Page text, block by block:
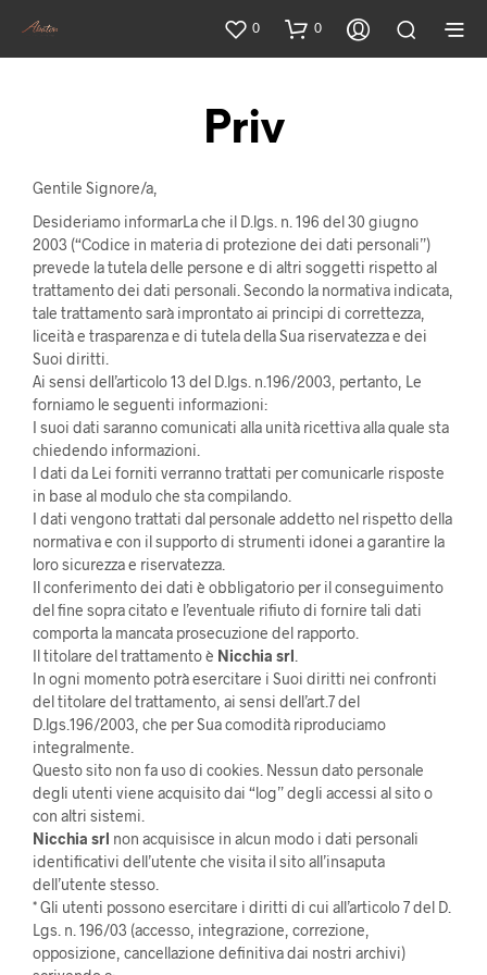
0 0
Priv
Gentile Signore/a,
Desideriamo informarLa che il D.lgs. n. 196 del 30 giugno
2003 (“Codice in materia di protezione dei dati personali”)
prevede la tutela delle persone e di altri soggetti rispetto al
trattamento dei dati personali. Secondo la normativa indicata,
tale trattamento sarà improntato ai principi di correttezza,
liceità e trasparenza e di tutela della Sua riservatezza e dei
Suoi diritti.
Ai sensi dell’articolo 13 del D.lgs. n.196/2003, pertanto, Le
forniamo le seguenti informazioni:
I suoi dati saranno comunicati alla unità ricettiva alla quale sta
chiedendo informazioni.
I dati da Lei forniti verranno trattati per comunicarle risposte
in base al modulo che sta compilando.
I dati vengono trattati dal personale addetto nel rispetto della
normativa e con il supporto di strumenti idonei a garantire la
loro sicurezza e riservatezza.
Il conferimento dei dati è obbligatorio per il conseguimento
del fine sopra citato e l’eventuale rifiuto di fornire tali dati
comporta la mancata prosecuzione del rapporto.
Il titolare del trattamento è Nicchia srl
In ogni momento potrà esercitare i Suoi diritti nei confronti
del titolare del trattamento, ai sensi dell’art.7 del
D.lgs.196/2003, che per Sua comodità riproduciamo
integralmente.
Questo sito non fa uso di cookies. Nessun dato personale
degli utenti viene acquisito dai “log” degli accessi al sito o
con altri sistemi.
Nicchia srl non acquisisce in alcun modo i dati personali
identificativi dell’utente che visita il sito all’insaputa
dell’utente stesso.
* Gli utenti possono esercitare i diritti di cui all’articolo 7 del D.
Lgs. n. 196/03 (accesso, integrazione, correzione,
opposizione, cancellazione definitiva dai nostri archivi)